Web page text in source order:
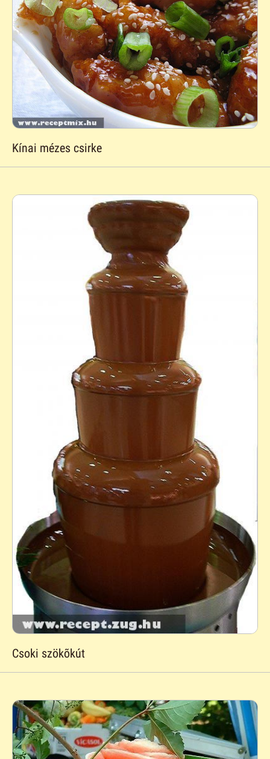
Kínai mézes csirke
Csoki szökõkút